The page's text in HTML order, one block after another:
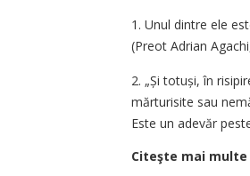
1. Unul dintre ele
(Preot Adrian
2. „Și totuși, în
mărturisite sau
Este un adevăr
Citeşte mai multe